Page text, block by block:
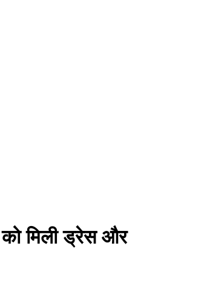
को मिली ड्रेस और